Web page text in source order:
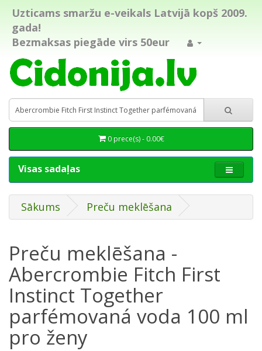
Uzticams smaržu e-veikals Latvijā kopš 2009.
gada!
Bezmaksas piegāde virs 50eur
0 prece(s) - 0.00€
Visas sadaļas
Sākums Preču meklēšana
Preču meklēšana -
Abercrombie Fitch First
Instinct Together
parfémovaná voda 100 ml
pro ženy